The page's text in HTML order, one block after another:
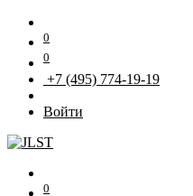
0
0
+7 (495) 774-19-19
Войти
0